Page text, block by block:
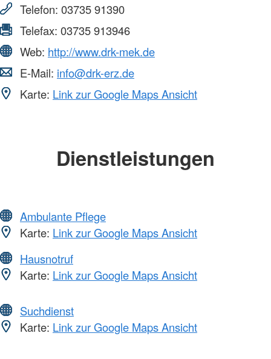
Telefon: 03735 91390
Telefax: 03735 913946
Web: http://www.drk-mek.de
E-Mail: info@drk-erz.de
Karte: Link zur Google Maps Ansicht
Dienstleistungen
Ambulante Pflege
Karte: Link zur Google Maps Ansicht
Hausnotruf
Karte: Link zur Google Maps Ansicht
Suchdienst
Karte: Link zur Google Maps Ansicht